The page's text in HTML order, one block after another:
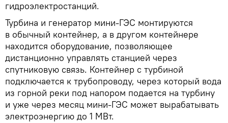
гидроэлектростанций.
Турбина и генератор мини-ГЭС монтируются
в обычный контейнер, а в другом контейнере
находится оборудование, позволяющее
дистанционно управлять станцией через
спутниковую связь. Контейнер с турбиной
подключается к трубопроводу, через который вода
из горной реки под напором подается на турбину
и уже через месяц мини-ГЭС может вырабатывать
электроэнергию до 1 МВт.